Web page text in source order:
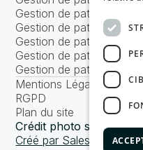
Gestion de patrimoine
Gestion de patrimoine
Gestion de patrimoine Lille
Gestion de patrimoine
Gestion de patrimoine
Crédit photo signé
Créé par Sales Odyssey
Mentions Légales
RGPD
Plan du site